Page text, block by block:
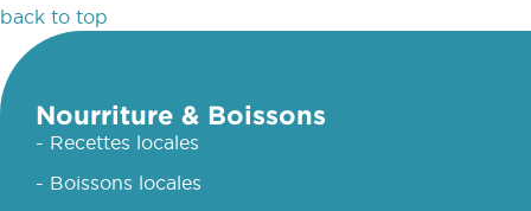
back to top
Nourriture & Boissons
- Recettes locales
- Boissons locales